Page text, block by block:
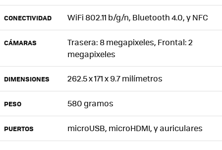
CONECTIVIDAD WiFi 802.11 b/g/n, Bluetooth 4.0, yNFC
CÁMARAS
Trasera: 8 megapixeles, Frontal: 2
megapixeles
DIMENSIONES 262.5 x 171 x 9.7 milímetros
PESO 580 gramos
PUERTOS microUSB, microHDMI, y auriculares